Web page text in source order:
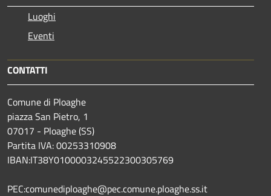
Luoghi
Eventi
CONTATTI
Comune di Ploaghe
piazza San Pietro, 1
07017 - Ploaghe (SS)
Partita IVA: 00253310908
IBAN:IT38Y0100003245522300305769
PEC:comunediploaghe@pec.comune.ploaghe.ss.it